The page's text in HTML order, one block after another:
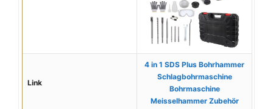
Link
4 in 1 SDS Plus Bohrhammer
Schlagbohrmaschine
Bohrmaschine
Meisselhammer Zubehör